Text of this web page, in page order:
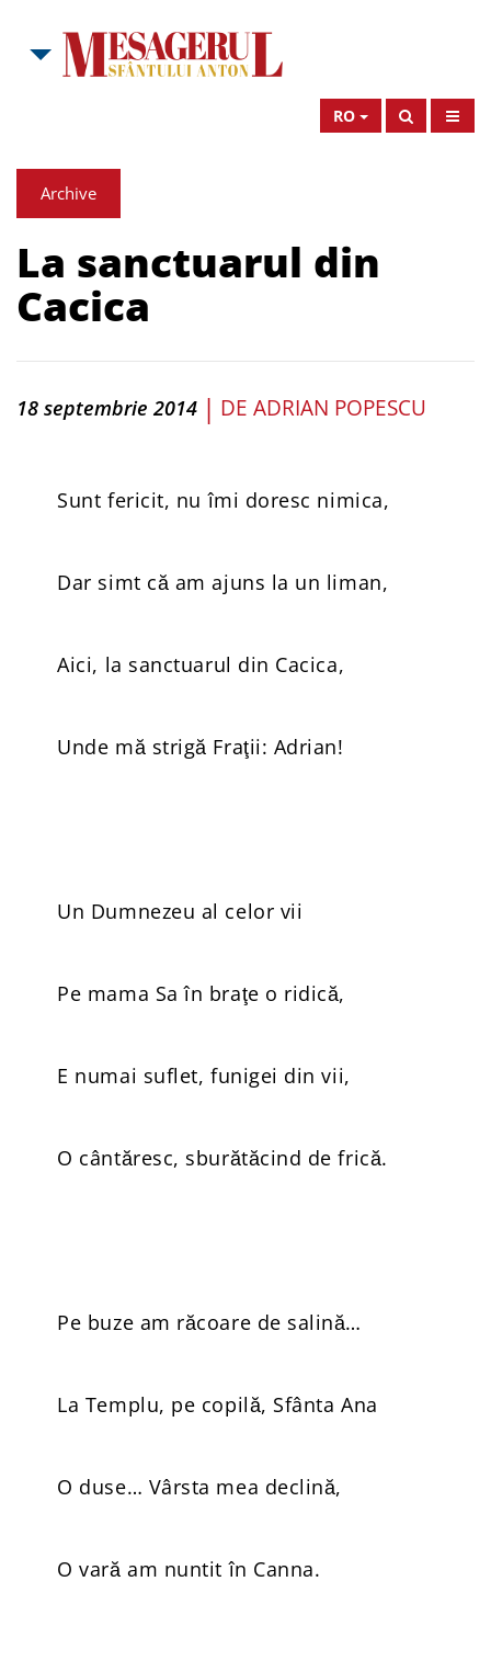
RO
Archive
La sanctuarul din
Cacica
18 septembrie 2014 | DE ADRIAN POPESCU
Sunt fericit, nu îmi doresc nimica,
Dar simt că am ajuns la un liman,
Aici, la sanctuarul din Cacica,
Unde mă strigă Fraţii: Adrian!
Un Dumnezeu al celor vii
Pe mama Sa în braţe o ridică,
E numai suflet, funigei din vii,
O cântăresc, sburătăcind de frică.
Pe buze am răcoare de salină…
La Templu, pe copilă, Sfânta Ana
O duse… Vârsta mea declină,
O vară am nuntit în Canna.